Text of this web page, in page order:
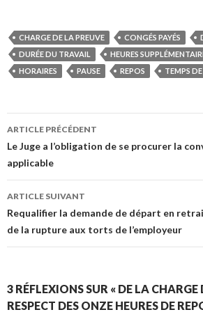
CHARGE DE LA PREUVE CONGÉS PAYÉS
DURÉE DU TRAVAIL
HEURES
HORAIRES
PAUSE REPOS TEMPS
Navigation
des
articles
ARTICLE PRÉCÉDENT
Le Juge a l’obligation de se procurer la
applicable
ARTICLE SUIVANT
Requalifier la demande de départ en
de la rupture aux torts de l’employeur
3 RÉFLEXIONS SUR « DE LA CHARGE
RESPECT DES ONZE HEURES DE